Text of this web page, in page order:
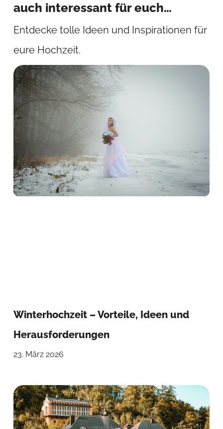
auch interessant für euch…
Entdecke tolle Ideen und Inspirationen für
eure Hochzeit.
Winterhochzeit – Vorteile, Ideen und
Herausforderungen
23. März 2026